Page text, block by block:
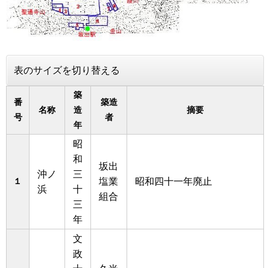
表のサイズを切り替える
番
号
名称
築
造
年
築造
者
摘要
１
沖ノ
浜
昭
和
三
十
三
年
坂出
塩業
組合
昭和四十一年廃止
文
政